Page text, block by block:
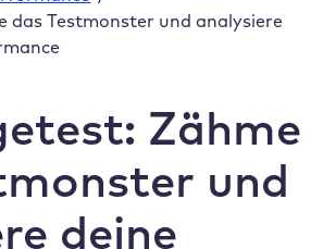
das Testmonster und analysiere
Zähme
und
deine